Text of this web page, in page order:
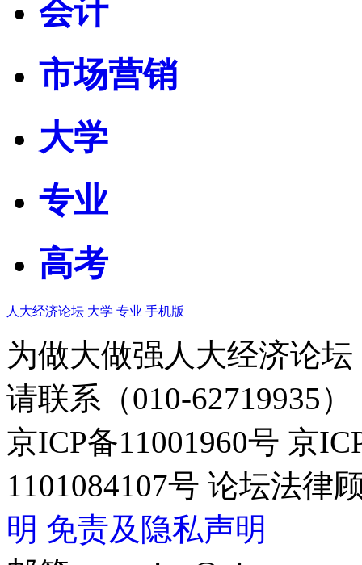
会计
市场营销
大学
专业
高考
人大经济论坛 大学 专业 手机版
为做大做强人大经济论
请联系（010-62719935）
京ICP备11001960号 京
1101084107号 论坛法律
明 免责及隐私声明